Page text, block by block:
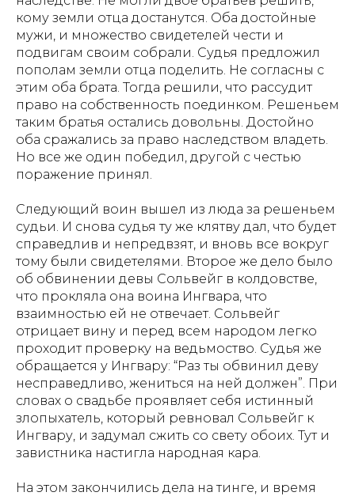
кому земли отца достанутся. Оба достойные
мужи, и множество свидетелей чести и
подвигам своим собрали. Судья предложил
пополам земли отца поделить. Не согласны с
этим оба брата. Тогда решили, что рассудит
право на собственность поединком. Решеньем
таким братья остались довольны. Достойно
оба сражались за право наследством владеть.
Но все же один победил, другой с честью
поражение принял.
Следующий воин вышел из люда за решеньем
судьи. И снова судья ту же клятву дал, что будет
справедлив и непредвзят, и вновь все вокруг
тому были свидетелями. Второе же дело было
об обвинении девы Сольвейг в колдовстве,
что прокляла она воина Ингвара, что
взаимностью ей не отвечает. Сольвейг
отрицает вину и перед всем народом легко
проходит проверку на ведьмоство. Судья же
обращается у Ингвару: “Раз ты обвинил деву
несправедливо, жениться на ней должен”. При
словах о свадьбе проявляет себя истинный
злопыхатель, который ревновал Сольвейг к
Ингвару, и задумал сжить со свету обоих. Тут и
завистника настигла народная кара.
На этом закончились дела на тинге, и время